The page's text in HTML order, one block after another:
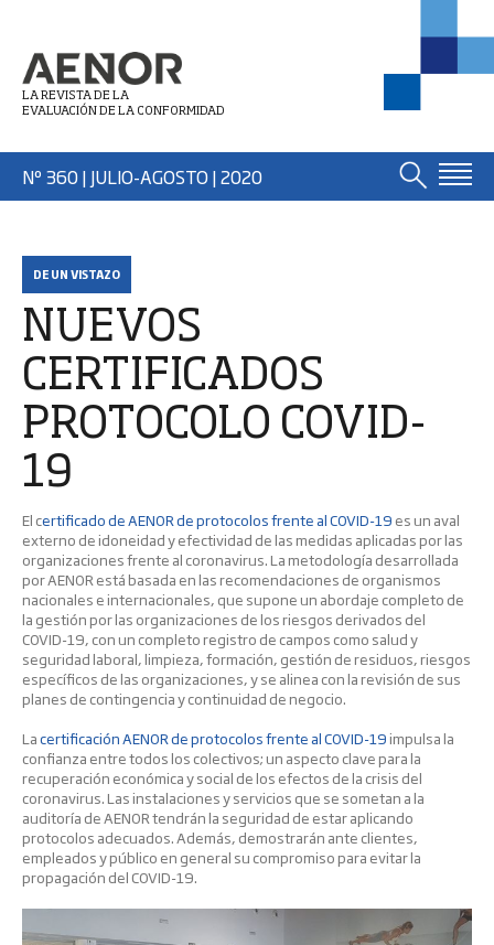
LA REVISTA DE LA
EVALUACIÓN DE LA CONFORMIDAD
Nº 360 | JULIO-AGOSTO| 2020
DE UN VISTAZO
NUEVOS
CERTIFICADOS
PROTOCOLO COVID-
19
El certificado de AENOR de protocolos frente al COVID-19 es un aval
externo de idoneidad y efectividad de las medidas aplicadas por las
organizaciones frente al coronavirus. La metodología desarrollada
por AENOR está basada en las recomendaciones de organismos
nacionales e internacionales, que supone un abordaje completo de
la gestión por las organizaciones de los riesgos derivados del
COVID-19, con un completo registro de campos como salud y
seguridad laboral, limpieza, formación, gestión de residuos, riesgos
específicos de las organizaciones, y se alinea con la revisión de sus
planes de contingencia y continuidad de negocio.
Lacertificación AENOR de protocolos frente al COVID-19impulsa la
confianza entre todos los colectivos; un aspecto clave para la
recuperación económica y social de los efectos de la crisis del
coronavirus. Las instalaciones y servicios que se sometan a la
auditoría de AENOR tendrán la seguridad de estar aplicando
protocolos adecuados. Además, demostrarán ante clientes,
empleados y público en general su compromiso para evitar la
propagación del COVID-19.